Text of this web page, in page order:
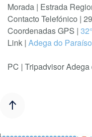
Morada | Estrada
Contacto Telefónico |
Coordenadas GPS |
Link | Adega do Paraíso
PC | Tripadvisor